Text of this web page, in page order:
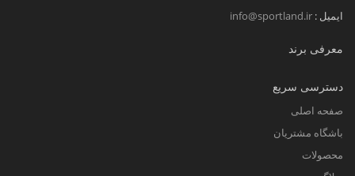
ایمیل : info@sportland.ir
معرفی برند
دسترسی سریع
صفحه اصلی
باشگاه مشتریان
محصولات